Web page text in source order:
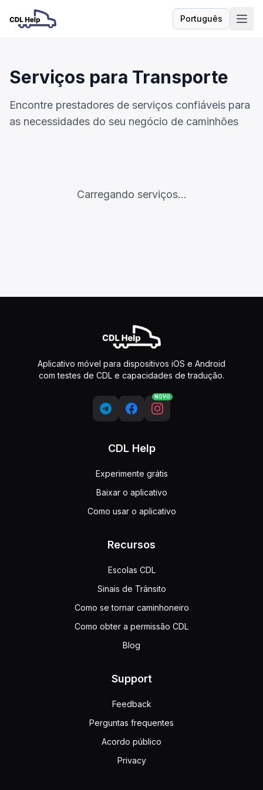
Português
Idioma
Serviços para Transporte
Encontre prestadores de serviços confiáveis para
as necessidades do seu negócio de caminhões
Carregando serviços...
Aplicativo móvel para dispositivos iOS e Android
com testes de CDL e capacidades de tradução.
NOVO
CDL Help
Experimente grátis
Baixar o aplicativo
Como usar o aplicativo
Recursos
Escolas CDL
Sinais de Trânsito
Como se tornar caminhoneiro
Como obter a permissão CDL
Blog
Support
Feedback
Perguntas frequentes
Acordo público
Privacy